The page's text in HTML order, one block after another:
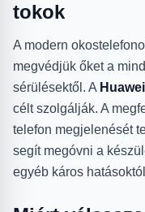
tokok
A modern
megvédjük őket a
sérülésektől. A
célt szolgálják. A
telefon megjelenését
segít megóvni a
egyéb káros